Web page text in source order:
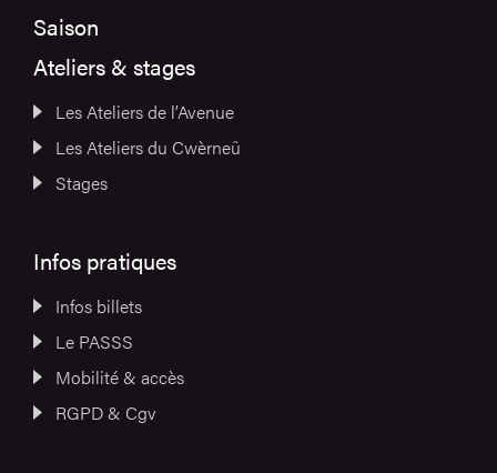
Saison
Ateliers & stages
Les Ateliers de l’Avenue
Les Ateliers du Cwèrneû
Stages
Infos pratiques
Infos billets
Le PASSS
Mobilité & accès
RGPD & Cgv